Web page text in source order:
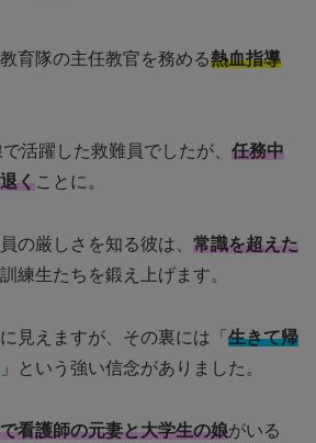
育隊の主任教官を務める熱血指導
活躍した救難員でしたが、 任務中
くことに。
の厳しさを知る彼は、 常識を超えた
練生たちを鍛え上げます。
見えますが、その裏には「 生きて帰
」という強い信念がありました。
看護師の元妻と大学生の娘がいる